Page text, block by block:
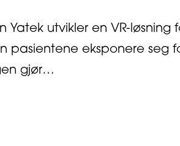
Yatek utvikler en VR-
pasientene eksponere seg
gjør…